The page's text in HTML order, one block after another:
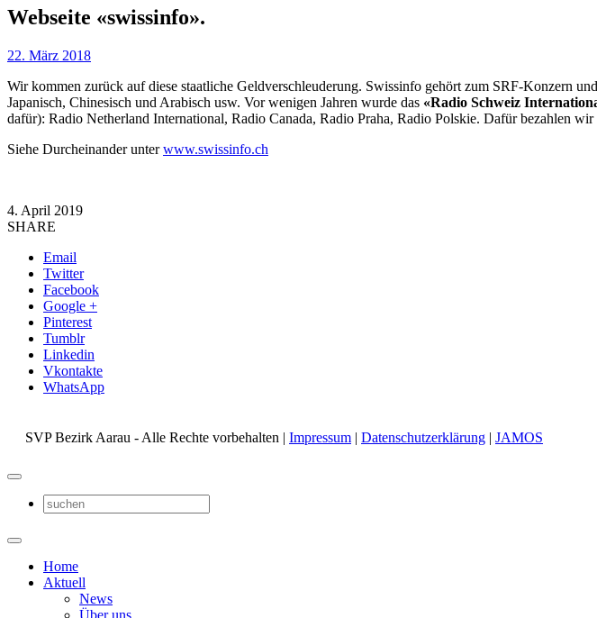
Webseite «swissinfo».
22. März 2018
Wir kommen zurück auf diese staatliche Geldverschleuderung. Swissinfo gehört zum SRF-Konzern
Japanisch, Chinesisch und Arabisch usw. Vor wenigen Jahren wurde das «Radio Schweiz
dafür): Radio Netherland International, Radio Canada, Radio Praha, Radio Polskie. Dafür bezahlen wir
Siehe Durcheinander unterwww.swissinfo.ch
4. April 2019
SHARE
Email
Twitter
Facebook
Google +
Pinterest
Tumblr
Linkedin
Vkontakte
WhatsApp
SVP Bezirk Aarau - Alle Rechte vorbehalten | Impressum | Datenschutzerklärung | JAMOS
Home
Aktuell
News